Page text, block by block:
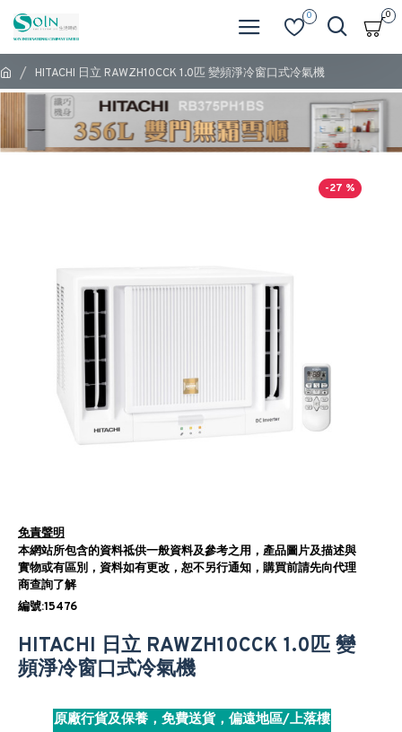
0 0
HITACHI 日立 RAWZH10CCK 1.0匹 變頻淨冷窗口式冷氣機
-27 %
免責聲明
本網站所包含的資料祗供一般資料及參考之用，產品圖片及描述與
實物或有區別，資料如有更改，恕不另行通知，購買前請先向代理
商查詢了解
編號:15476
HITACHI 日立 RAWZH10CCK 1.0匹 變
頻淨冷窗口式冷氣機
原廠行貨及保養，免費送貨，偏遠地區/上落樓